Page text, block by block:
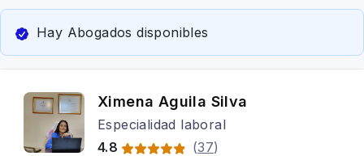
Hay Abogados disponibles
Ximena Aguila Silva
Especialidad laboral
4.8
(37)